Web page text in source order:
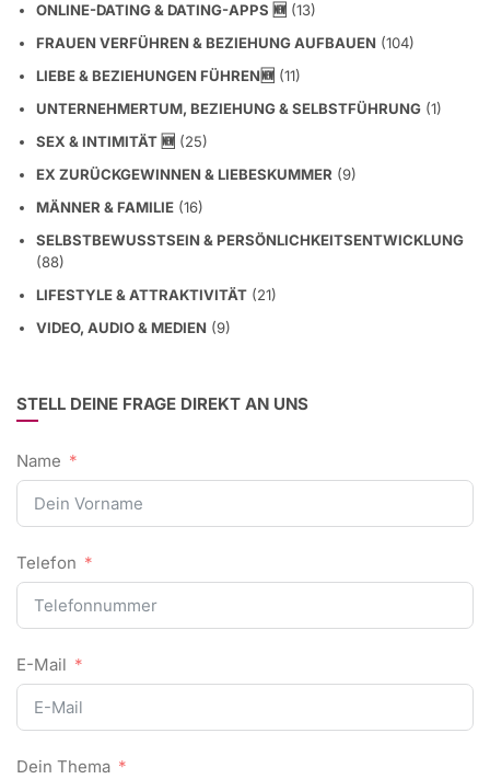
ONLINE-DATING & DATING-APPS 🆕 (13)
FRAUEN VERFÜHREN & BEZIEHUNG AUFBAUEN (104)
LIEBE & BEZIEHUNGEN FÜHREN🆕 (11)
UNTERNEHMERTUM, BEZIEHUNG & SELBSTFÜHRUNG (1)
SEX & INTIMITÄT 🆕 (25)
EX ZURÜCKGEWINNEN & LIEBESKUMMER (9)
MÄNNER & FAMILIE (16)
SELBSTBEWUSSTSEIN & PERSÖNLICHKEITSENTWICKLUNG
(88)
LIFESTYLE & ATTRAKTIVITÄT (21)
VIDEO, AUDIO & MEDIEN (9)
STELL DEINE FRAGE DIREKT AN UNS
Name
Telefon
E-Mail
Dein Thema